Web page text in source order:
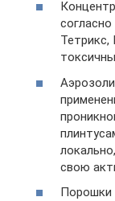
Тетрикс,
свою
Порошки